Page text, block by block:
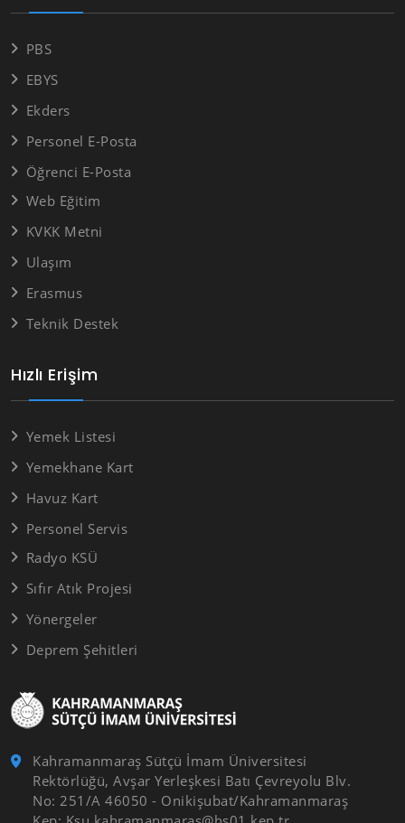
Kahramanmaraş Sütçü İmam Üniversitesi
Rektörlüğü, Avşar Yerleşkesi Batı Çevreyolu Blv.
No: 251/A 46050 - Onikişubat/Kahramanmaraş
Hızlı Erişim
Yemek Listesi
Yemekhane Kart
Havuz Kart
Personel Servis
Radyo KSÜ
Sıfır Atık Projesi
Yönergeler
Deprem Şehitleri
PBS
EBYS
Ekders
Personel E-Posta
Öğrenci E-Posta
Web Eğitim
KVKK Metni
Ulaşım
Erasmus
Teknik Destek